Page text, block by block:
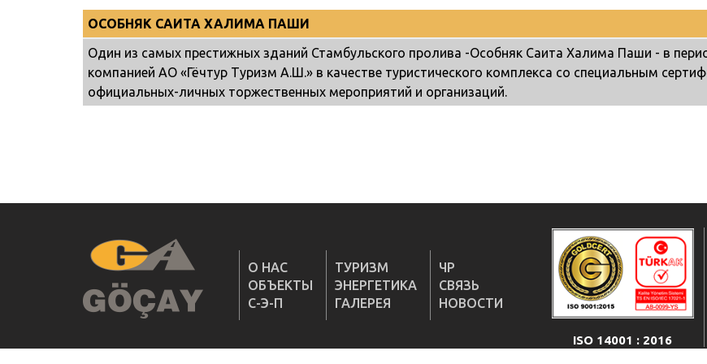
ОСОБНЯК САИТА ХАЛИМА ПАШИ
Один из самых престижных зданий Стамбульского пролива -Особняк Саита Халима Паши - в
компанией АО «Гёчтур Туризм А.Ш.» в качестве туристического комплекса со специальным
официальных-личных торжественных мероприятий и организаций.
О НАС
ОБЪЕКТЫ
С-Э-П
ТУРИЗМ
ЭНЕРГЕТИКА
ГАЛЕРЕЯ
ЧР
СВЯЗЬ
НОВОСТИ
ISO 14001 : 2016